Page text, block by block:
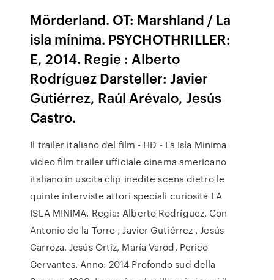
Mörderland. OT: Marshland / La
isla mínima. PSYCHOTHRILLER:
E, 2014. Regie : Alberto
Rodríguez Darsteller: Javier
Gutiérrez, Raúl Arévalo, Jesús
Castro.
Il trailer italiano del film - HD - La Isla Minima
video film trailer ufficiale cinema americano
italiano in uscita clip inedite scena dietro le
quinte interviste attori speciali curiosità LA
ISLA MINIMA. Regia: Alberto Rodríguez. Con
Antonio de la Torre , Javier Gutiérrez , Jesús
Carroza, Jesús Ortiz, María Varod, Perico
Cervantes. Anno: 2014 Profondo sud della